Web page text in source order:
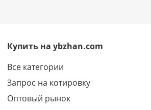
Купить на ybzhan.com
Все категории
Запрос на котировку
Оптовый рынок